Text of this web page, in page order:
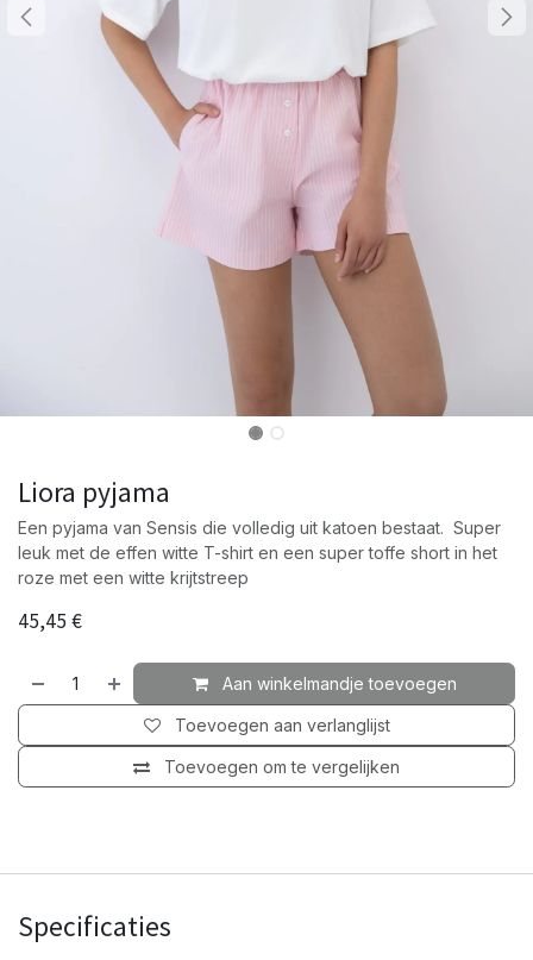
Liora pyjama
Een pyjama van Sensis die volledig uit katoen bestaat. Super
leuk met de effen witte T-shirt en een super toffe short in het
roze met een witte krijtstreep
45,45 €
Aan winkelmandje toevoegen
Toevoegen om te vergelijken
Toevoegen aan verlanglijst
Specificaties